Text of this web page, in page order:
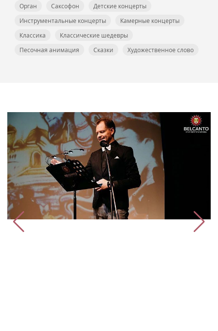
Орган Саксофон
Детские концерты
Инструментальные концерты
Камерные концерты
Классика
Классические шедевры
Песочная анимация
Сказки Художественное слово